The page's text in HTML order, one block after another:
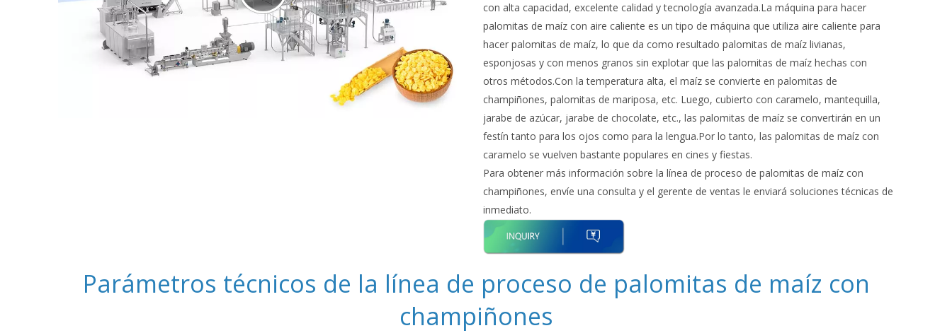
con alta capacidad, excelente calidad y tecnología avanzada.La máquina para hacer
palomitas de maíz con aire caliente es un tipo de máquina que utiliza aire caliente para
hacer palomitas de maíz, lo que da como resultado palomitas de maíz livianas,
esponjosas y con menos granos sin explotar que las palomitas de maíz hechas con
otros métodos.Con la temperatura alta, el maíz se convierte en palomitas de
champiñones, palomitas de mariposa, etc. Luego, cubierto con caramelo, mantequilla,
jarabe de azúcar, jarabe de chocolate, etc., las palomitas de maíz se convertirán en un
festín tanto para los ojos como para la lengua.Por lo tanto, las palomitas de maíz con
caramelo se vuelven bastante populares en cines y fiestas.
Para obtener más información sobre la línea de proceso de palomitas de maíz con
champiñones, envíe una consulta y el gerente de ventas le enviará soluciones técnicas de
inmediato.
Parámetros técnicos de la línea de proceso de palomitas de maíz con
champiñones